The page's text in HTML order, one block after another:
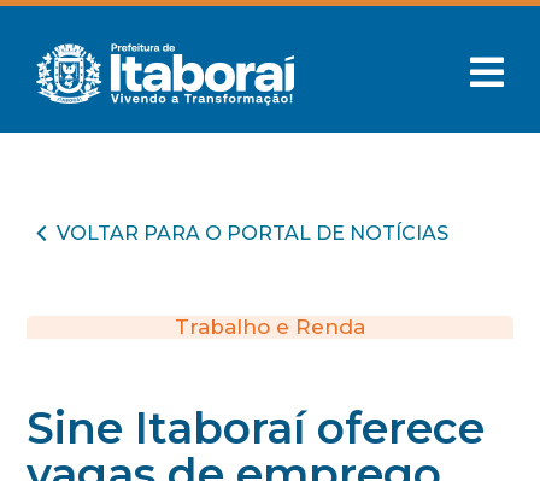
VOLTAR PARA O PORTAL DE NOTÍCIAS
Trabalho e Renda
Sine Itaboraí oferece